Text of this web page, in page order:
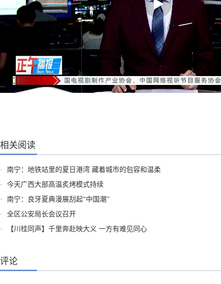
相关阅读
·
南宁：地铁站里的夏日港湾 藏着城市的包容和温柔
·
今天广西大部高温炙烤模式持续
·
南宁：良牙夏典漫展刮起“中国潮”
·
全区公安局长会议召开
·
【川桂同声】千里奔赴映大义 一方有难见同心
评论